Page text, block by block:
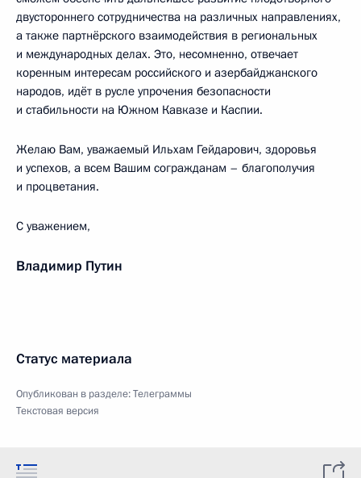
двустороннего сотрудничества на различных направлениях,
а также партнёрского взаимодействия в региональных
и международных делах. Это, несомненно, отвечает
коренным интересам российского и азербайджанского
народов, идёт в русле упрочения безопасности
и стабильности на Южном Кавказе и Каспии.
Желаю Вам, уважаемый Ильхам Гейдарович, здоровья
и успехов, а всем Вашим согражданам – благополучия
и процветания.
С уважением,
Владимир Путин
Статус материала
Опубликован в разделе:Телеграммы
Текстовая версия